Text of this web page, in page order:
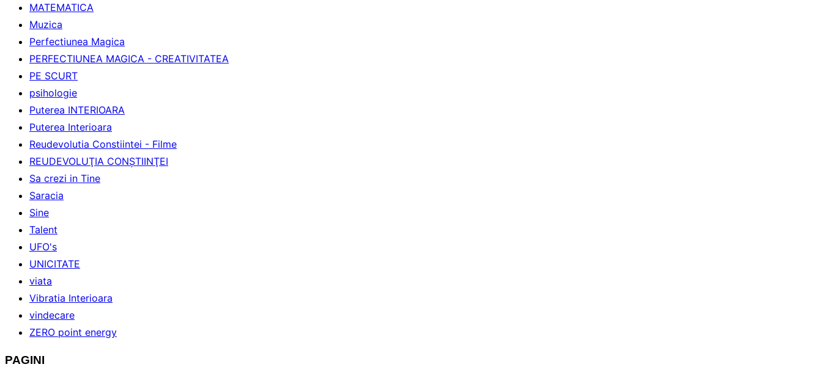
MATEMATICA
Muzica
Perfectiunea Magica
PERFECTIUNEA MAGICA - CREATIVITATEA
PE SCURT
psihologie
Puterea INTERIOARA
Puterea Interioara
Reudevolutia Constiintei - Filme
REUDEVOLUŢIA CONŞTIINŢEI
Sa crezi in Tine
Saracia
Sine
Talent
UFO's
UNICITATE
viata
Vibratia Interioara
vindecare
ZERO point energy
PAGINI